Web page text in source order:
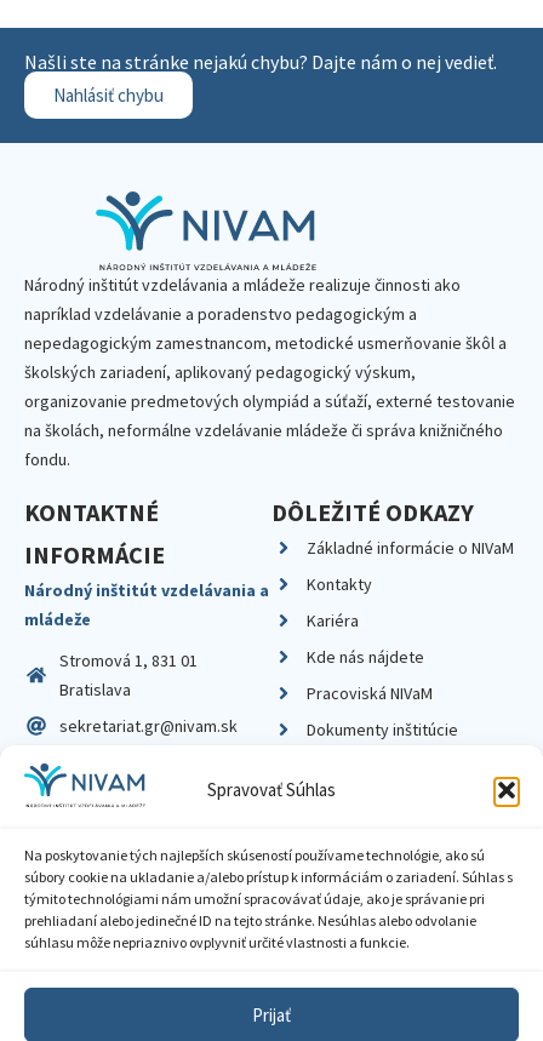
Spravovať Súhlas
Na poskytovanie tých najlepších skúseností používame technológie, ako sú
súbory cookie na ukladanie a/alebo prístup k informáciám o zariadení. Súhlas s
týmito technológiami nám umožní spracovávať údaje, ako je správanie pri
prehliadaní alebo jedinečné ID na tejto stránke. Nesúhlas alebo odvolanie
súhlasu môže nepriaznivo ovplyvniť určité vlastnosti a funkcie.
Prijať
Našli ste na stránke nejakú chybu? Dajte nám o nej vedieť.
Nahlásiť chybu
Národný inštitút vzdelávania a mládeže realizuje činnosti ako
napríklad vzdelávanie a poradenstvo pedagogickým a
nepedagogickým zamestnancom, metodické usmerňovanie škôl a
školských zariadení, aplikovaný pedagogický výskum,
organizovanie predmetových olympiád a súťaží, externé testovanie
na školách, neformálne vzdelávanie mládeže či správa knižničného
fondu.
KONTAKTNÉ
INFORMÁCIE
Národný inštitút vzdelávania a
mládeže
Stromová 1, 831 01
Bratislava
sekretariat.gr@nivam.sk
IČO: 00164348
DIČ: 2020798714
DÔLEŽITÉ ODKAZY
Základné informácie o NIVaM
Kontakty
Kariéra
Kde nás nájdete
Pracoviská NIVaM
Dokumenty inštitúcie
Zásady ochrany súkromia
Sprístupnenie informácií